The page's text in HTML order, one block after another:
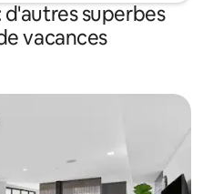
superbes
vacances